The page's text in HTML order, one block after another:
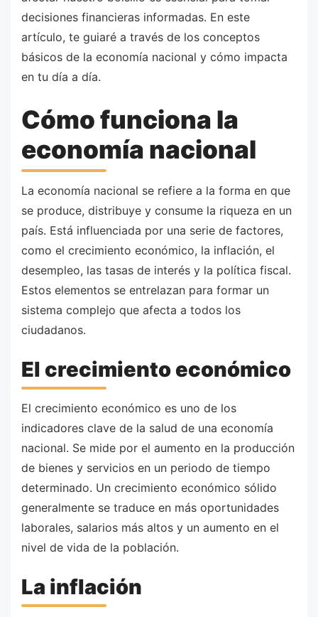
decisiones financieras informadas. En este
artículo, te guiaré a través de los conceptos
básicos de la economía nacional y cómo impacta
en tu día a día.
Cómo funciona la
economía nacional
La economía nacional se refiere a la forma en que
se produce, distribuye y consume la riqueza en un
país. Está influenciada por una serie de factores,
como el crecimiento económico, la inflación, el
desempleo, las tasas de interés y la política fiscal.
Estos elementos se entrelazan para formar un
sistema complejo que afecta a todos los
ciudadanos.
El crecimiento económico
El crecimiento económico es uno de los
indicadores clave de la salud de una economía
nacional. Se mide por el aumento en la producción
de bienes y servicios en un periodo de tiempo
determinado. Un crecimiento económico sólido
generalmente se traduce en más oportunidades
laborales, salarios más altos y un aumento en el
nivel de vida de la población.
La inflación